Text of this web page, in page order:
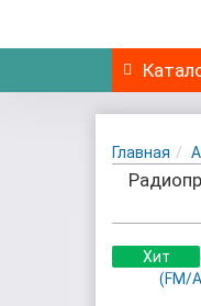
Главная
Хит